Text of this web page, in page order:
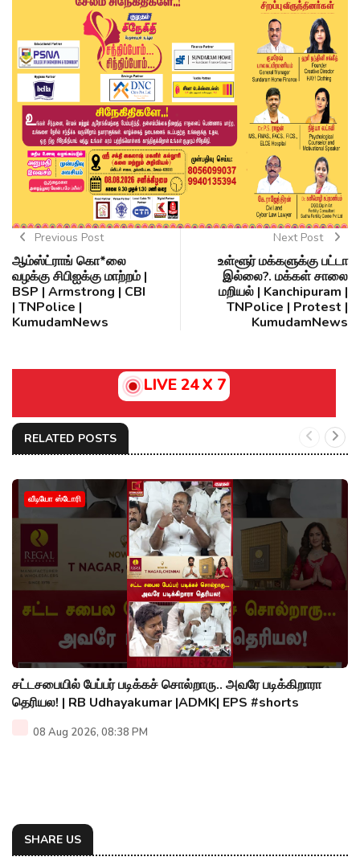
Previous Post
ஆம்ஸ்ட்ராங் கொ*லை
வழக்கு சிபிஐக்கு மாற்றம் |
BSP | Armstrong | CBI
| TNPolice |
KumudamNews
Next Post
உள்ளூர் மக்களுக்கு பட்டா
இல்லை?. மக்கள் சாலை
மறியல் | Kanchipuram |
TNPolice | Protest |
KumudamNews
LIVE 24 X 7
RELATED POSTS
வீடியோ ஸ்டோரி
சட்டசபையில் பேப்பர் படிக்கச் சொல்றாரு.. அவரே படிக்கிறாரா
தெரியல! | RB Udhayakumar |ADMK| EPS #shorts
08 Aug 2026, 08:38 PM
SHARE US